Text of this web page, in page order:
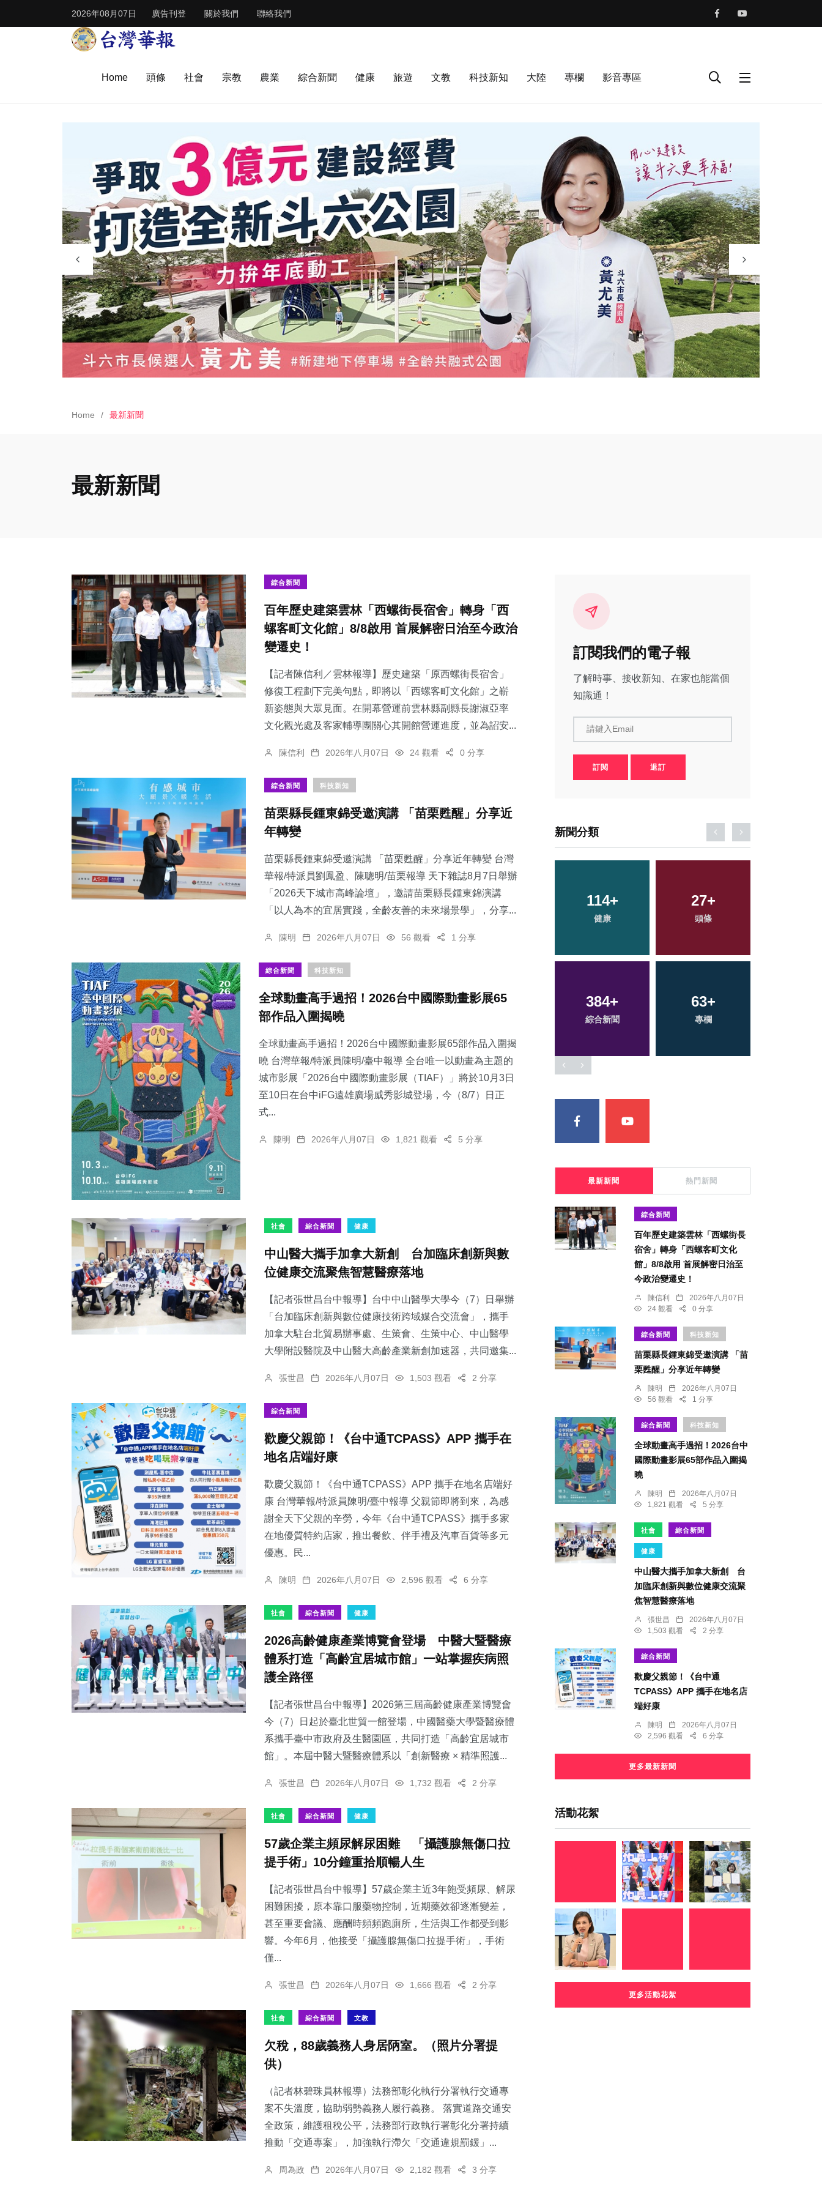
2026年08月07日 廣告刊登 關於我們 聯絡我們
Home 頭條 社會 宗教 農業 綜合新聞 健康 旅遊 文教 科技新知 大陸 專欄 影音專區
Home 最新新聞
最新新聞
綜合新聞
百年歷史建築雲林「西螺街長宿舍」轉身「西
螺客町文化館」8/8啟用 首展解密日治至今政治
變遷史！
【記者陳信利／雲林報導】歷史建築「原西螺街長宿舍」
修復工程劃下完美句點，即將以「西螺客町文化館」之嶄
新姿態與大眾見面。在開幕營運前雲林縣副縣長謝淑亞率
文化觀光處及客家輔導團關心其開館營運進度，並為詔安...
陳信利 2026年八月07日 24 觀看 0 分享
綜合新聞 科技新知
苗栗縣長鍾東錦受邀演講 「苗栗甦醒」分享近
年轉變
苗栗縣長鍾東錦受邀演講 「苗栗甦醒」分享近年轉變 台灣
華報/特派員劉鳳盈、陳聰明/苗栗報導 天下雜誌8月7日舉辦
「2026天下城市高峰論壇」，邀請苗栗縣長鍾東錦演講
「以人為本的宜居實踐，全齡友善的未來場景學」，分享...
陳明 2026年八月07日 56 觀看 1 分享
綜合新聞 科技新知
全球動畫高手過招！2026台中國際動畫影展65
部作品入圍揭曉
全球動畫高手過招！2026台中國際動畫影展65部作品入圍揭
曉 台灣華報/特派員陳明/臺中報導 全台唯一以動畫為主題的
城市影展「2026台中國際動畫影展（TIAF）」將於10月3日
至10日在台中iFG遠雄廣場威秀影城登場，今（8/7）日正
式...
陳明 2026年八月07日 1,821 觀看 5 分享
社會 綜合新聞 健康
中山醫大攜手加拿大新創 台加臨床創新與數
位健康交流聚焦智慧醫療落地
【記者張世昌台中報導】台中中山醫學大學今（7）日舉辦
「台加臨床創新與數位健康技術跨域媒合交流會」，攜手
加拿大駐台北貿易辦事處、生策會、生策中心、中山醫學
大學附設醫院及中山醫大高齡產業新創加速器，共同邀集...
張世昌 2026年八月07日 1,503 觀看 2 分享
綜合新聞
歡慶父親節！《台中通TCPASS》APP 攜手在
地名店端好康
歡慶父親節！《台中通TCPASS》APP 攜手在地名店端好
康 台灣華報/特派員陳明/臺中報導 父親節即將到來，為感
謝全天下父親的辛勞，今年《台中通TCPASS》攜手多家
在地優質特約店家，推出餐飲、伴手禮及汽車百貨等多元
優惠。民...
陳明 2026年八月07日 2,596 觀看 6 分享
社會 綜合新聞 健康
2026高齡健康產業博覽會登場 中醫大暨醫療
體系打造「高齡宜居城市館」一站掌握疾病照
護全路徑
【記者張世昌台中報導】2026第三屆高齡健康產業博覽會
今（7）日起於臺北世貿一館登場，中國醫藥大學暨醫療體
系攜手臺中市政府及生醫園區，共同打造「高齡宜居城市
館」。本屆中醫大暨醫療體系以「創新醫療 × 精準照護...
張世昌 2026年八月07日 1,732 觀看 2 分享
社會 綜合新聞 健康
57歲企業主頻尿解尿困難 「攝護腺無傷口拉
提手術」10分鐘重拾順暢人生
【記者張世昌台中報導】57歲企業主近3年飽受頻尿、解尿
困難困擾，原本靠口服藥物控制，近期藥效卻逐漸變差，
甚至重要會議、應酬時頻頻跑廁所，生活與工作都受到影
響。今年6月，他接受「攝護腺無傷口拉提手術」，手術
僅...
張世昌 2026年八月07日 1,666 觀看 2 分享
社會 綜合新聞 文教
欠稅，88歲義務人身居陃室。（照片分署提
供）
（記者林碧珠員林報導）法務部彰化執行分署執行交通專
案不失溫度，協助弱勢義務人履行義務。 落實道路交通安
全政策，維護租稅公平，法務部行政執行署彰化分署持續
推動「交通專案」，加強執行滯欠「交通違規罰鍰」...
周為政 2026年八月07日 2,182 觀看 3 分享
訂閱我們的電子報
了解時事、接收新知、在家也能當個
知識通！
請鍵入Email
訂閱 退訂
新聞分類
88+
18+
科技新知
36+ 216+
125+
文教
114+
健康
27
384+ 63
40+
農業
88+
旅遊
1+
大陸
18+
科技新知
最新新聞 熱門新聞
綜合新聞
百年歷史建築雲林「西螺街長
宿舍」轉身「西螺客町文化
館」8/8啟用 首展解密日治至
今政治變遷史！
陳信利
2026年八月07日
24 觀看
0 分享
綜合新聞 科技新知
苗栗縣長鍾東錦受邀演講 「苗
栗甦醒」分享近年轉變
陳明
2026年八月07日
56 觀看
1 分享
綜合新聞 科技新知
全球動畫高手過招！2026台中
國際動畫影展65部作品入圍揭
曉
陳明
2026年八月07日
1,821 觀看
5 分享
社會 綜合新聞
健康
中山醫大攜手加拿大新創 台
加臨床創新與數位健康交流聚
焦智慧醫療落地
張世昌
2026年八月07日
1,503 觀看
2 分享
綜合新聞
歡慶父親節！《台中通
TCPASS》APP 攜手在地名店
端好康
陳明
2026年八月07日
2,596 觀看
6 分享
更多最新新聞
活動花絮
更多活動花絮